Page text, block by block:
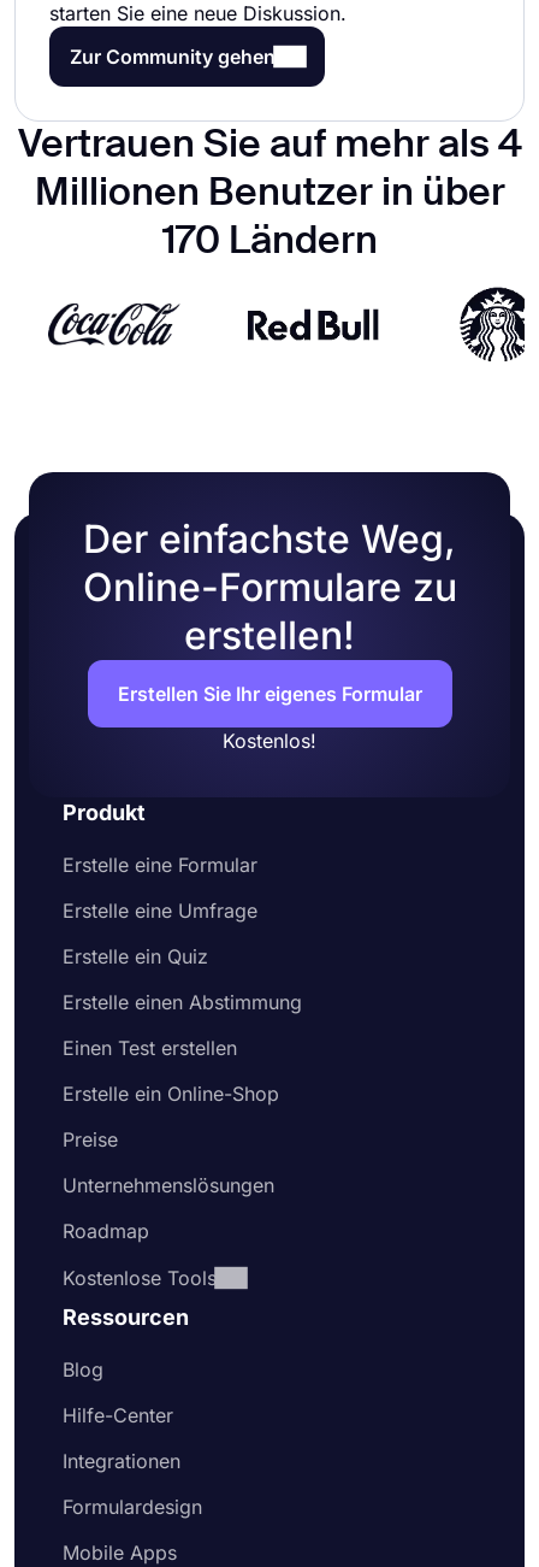
starten Sie eine neue Diskussion.
Zur Community gehen
Vertrauen Sie auf mehr als 4
Millionen Benutzer in über
170 Ländern
Der einfachste Weg,
Online-Formulare zu
erstellen!
Erstellen Sie Ihr eigenes Formular
Kostenlos!
Produkt
Erstelle eine Formular
Erstelle eine Umfrage
Erstelle ein Quiz
Erstelle einen Abstimmung
Einen Test erstellen
Erstelle ein Online-Shop
Preise
Unternehmenslösungen
Roadmap
Kostenlose Tools
Ressourcen
Blog
Hilfe-Center
Integrationen
Formulardesign
Mobile Apps